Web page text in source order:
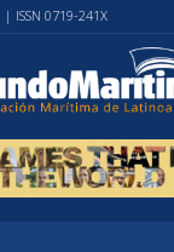
| ISSN 0719-241X